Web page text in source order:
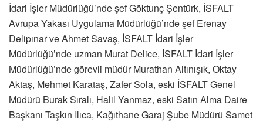
İdari İşler Müdürlüğü’nde şef Göktunç Şentürk, İSFALT
Avrupa Yakası Uygulama Müdürlüğü’nde şef Erenay
Delipınar ve Ahmet Savaş, İSFALT İdari İşler
Müdürlüğü’nde uzman Murat Delice, İSFALT İdari İşler
Müdürlüğü’nde görevli müdür Murathan Altınışık, Oktay
Aktaş, Mehmet Karataş, Zafer Sola, eski İSFALT Genel
Müdürü Burak Sıralı, Halil Yanmaz, eski Satın Alma Daire
Başkanı Taşkın Ilıca, Kağıthane Garaj Şube Müdürü Samet